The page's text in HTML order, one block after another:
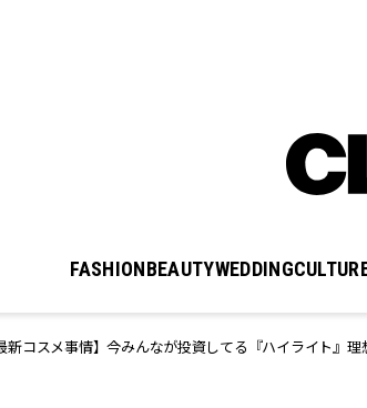
FASHIONBEAUTYWEDDING
新コスメ事情】今みんなが投資してる『ハイライト』理